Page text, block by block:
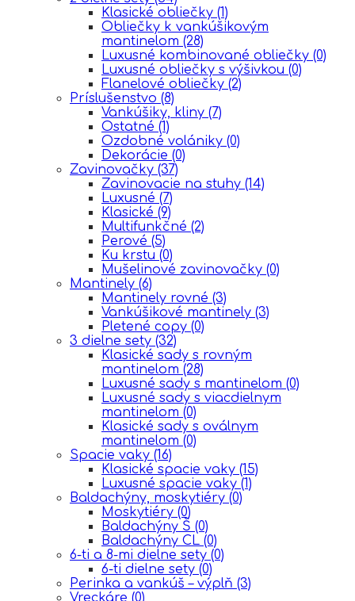
Klasické obliečky (1)
Obliečky k vankúšikovým
mantinelom (28)
Luxusné kombinované obliečky (0)
Luxusné obliečky s výšivkou (0)
Flanelové obliečky (2)
Príslušenstvo (8)
Vankúšiky, kliny (7)
Ostatné (1)
Ozdobné volániky (0)
Dekorácie (0)
Zavinovačky (37)
Zavinovacie na stuhy (14)
Luxusné (7)
Klasické (9)
Multifunkčné (2)
Perové (5)
Ku krstu (0)
Mušelinové zavinovačky (0)
Mantinely (6)
Mantinely rovné (3)
Vankúšikové mantinely (3)
Pletené copy (0)
3 dielne sety (32)
Klasické sady s rovným
mantinelom (28)
Luxusné sady s mantinelom (0)
Luxusné sady s viacdielnym
mantinelom (0)
Klasické sady s oválnym
mantinelom (0)
Spacie vaky (16)
Klasické spacie vaky (15)
Luxusné spacie vaky (1)
Baldachýny, moskytiéry (0)
Moskytiéry (0)
Baldachýny Š (0)
Baldachýny CL (0)
6-ti a 8-mi dielne sety (0)
6-ti dielne sety (0)
Perinka a vankúš – výplň (3)
Vreckáre (0)